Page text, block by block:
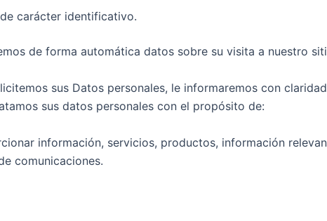
carácter identificativo.
de forma automática datos sobre su visita a nuestro
sus Datos personales, le informaremos con
sus datos personales con el propósito de:
información, servicios, productos, información
comunicaciones.